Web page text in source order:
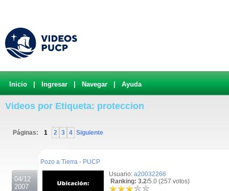
Inicio Ingresar Navegar Ayuda
Videos por Etiqueta: proteccion
Páginas: 1 2 3 4 Siguiente
04/12
2007
Pozo a Tierra - PUCP
Usuario: a20032266
Ranking: 3.2/5.0 (257 votos)